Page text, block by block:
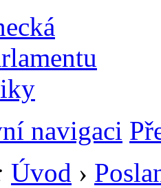
navigaci
Úvod ›